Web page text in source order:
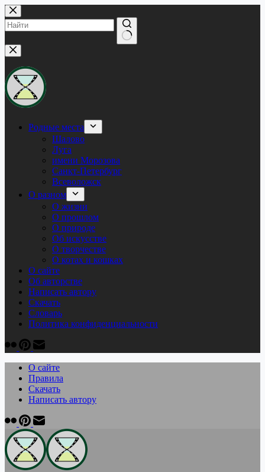
Перейти
к
сути
Ничего
не
найдено
Родные места
Шалово
Луга
имени Морозова
Санкт-Петербург
Всеволожск
О разном
О жизни
О прошлом
О природе
Об искусстве
О творчестве
О котах и кошках
О сайте
Об авторстве
Написать автору
Скачать
Cловарь
Политика конфиденциальности
О сайте
Правила
Скачать
Написать автору